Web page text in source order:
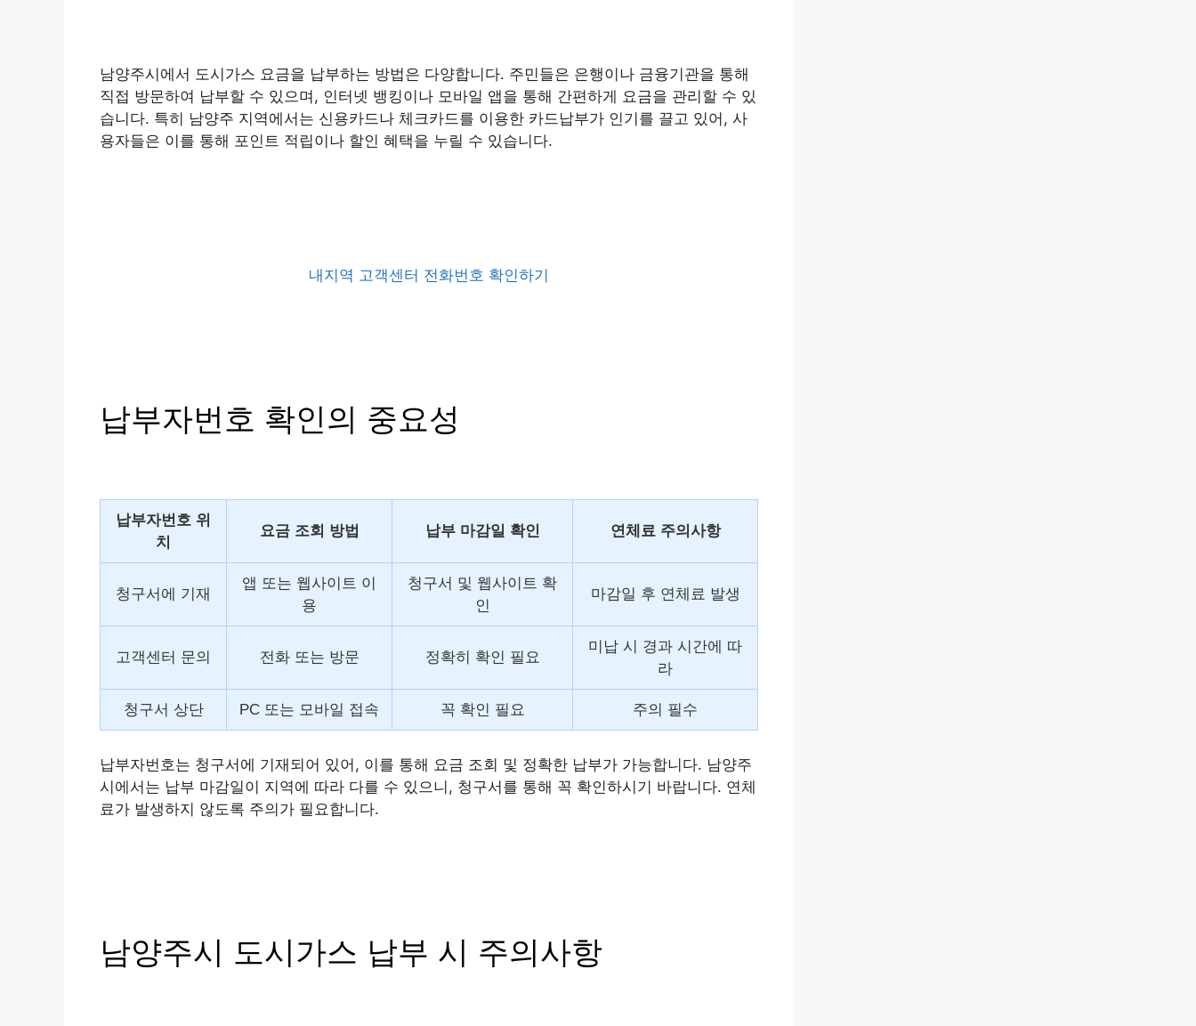
남양주시에서 도시가스 요금을 납부하는 방법은 다양합니다. 주민들은 은행이나 금융기관을 통해
직접 방문하여 납부할 수 있으며, 인터넷 뱅킹이나 모바일 앱을 통해 간편하게 요금을 관리할 수 있
습니다. 특히 남양주 지역에서는 신용카드나 체크카드를 이용한 카드납부가 인기를 끌고 있어, 사
용자들은 이를 통해 포인트 적립이나 할인 혜택을 누릴 수 있습니다.
내지역 고객센터 전화번호 확인하기
납부자번호 확인의 중요성
납부자번호 위
치
요금 조회 방법 납부 마감일 확인 연체료 주의사항
청구서에 기재
앱 또는 웹사이트 이
용
청구서 및 웹사이트 확
인
마감일 후 연체료 발생
고객센터 문의 전화 또는 방문 정확히 확인 필요
미납 시 경과 시간에 따
라
청구서 상단 PC 또는 모바일 접속 꼭 확인 필요 주의 필수
납부자번호는 청구서에 기재되어 있어, 이를 통해 요금 조회 및 정확한 납부가 가능합니다. 남양주
시에서는 납부 마감일이 지역에 따라 다를 수 있으니, 청구서를 통해 꼭 확인하시기 바랍니다. 연체
료가 발생하지 않도록 주의가 필요합니다.
남양주시 도시가스 납부 시 주의사항